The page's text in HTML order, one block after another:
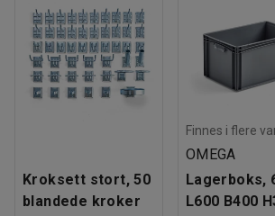
Kroksett stort, 50
blandede kroker
Finnes i flere
OMEGA
Lagerboks,
L600 B400